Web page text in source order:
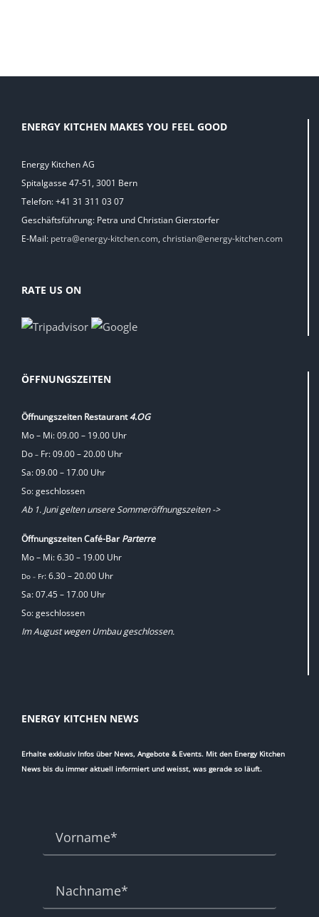
ENERGY KITCHEN MAKES YOU FEEL GOOD
Energy Kitchen AG
Spitalgasse 47-51, 3001 Bern
Telefon: +41 31 311 03 07
Geschäftsführung: Petra und Christian Gierstorfer
E-Mail: petra@energy-kitchen.com, christian@energy-kitchen.com
RATE US ON
ÖFFNUNGSZEITEN
Öffnungszeiten Restaurant4.OG
Mo – Mi: 09.00 – 19.00 Uhr
Do – Fr: 09.00 – 20.00 Uhr
Sa: 09.00 – 17.00 Uhr
So: geschlossen
Ab 1. Juni gelten unsere Sommeröffnungszeiten ->
Öffnungszeiten Café-BarParterre
Mo – Mi: 6.30 – 19.00 Uhr
Do – Fr: 6.30 – 20.00 Uhr
Sa: 07.45 – 17.00 Uhr
So: geschlossen
Im August wegen Umbau geschlossen.
ENERGY KITCHEN NEWS
Erhalte exklusiv Infos über News, Angebote & Events. Mit den Energy Kitchen
News bis du immer aktuell informiert und weisst, was gerade so läuft.